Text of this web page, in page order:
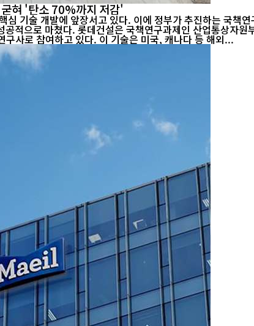
혀 '탄소 70%까지 저감'
심 기술 개발에 앞장서고 있다. 이에 정부가 추진하는 국책
화탄소 반응경화 시멘트 및 건설용 2차 제품 제조기술 개
사로 참여하고 있다. 이 기술은 미국, 캐나다 등 해외...